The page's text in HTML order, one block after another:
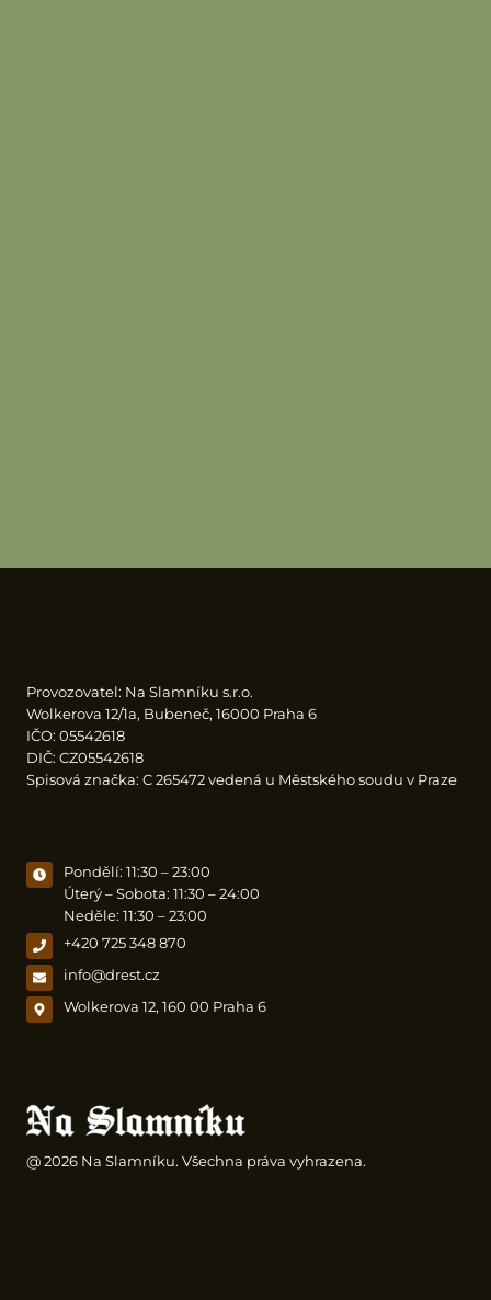
Provozovatel: Na Slamníku s.r.o.
Wolkerova 12/1a, Bubeneč, 16000 Praha 6
IČO: 05542618
DIČ: CZ05542618
Spisová značka: C 265472 vedená u Městského soudu v Praze
Pondělí: 11:30 – 23:00
Úterý – Sobota: 11:30 – 24:00
Neděle: 11:30 – 23:00
+420 725 348 870
info@drest.cz
Wolkerova 12, 160 00 Praha 6
@ 2026 Na Slamníku. Všechna práva vyhrazena.